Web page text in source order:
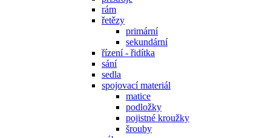
rám
řetězy
primární
sekundární
řízení - řidítka
sání
sedla
spojovací materiál
matice
podložky
pojistné kroužky
šrouby